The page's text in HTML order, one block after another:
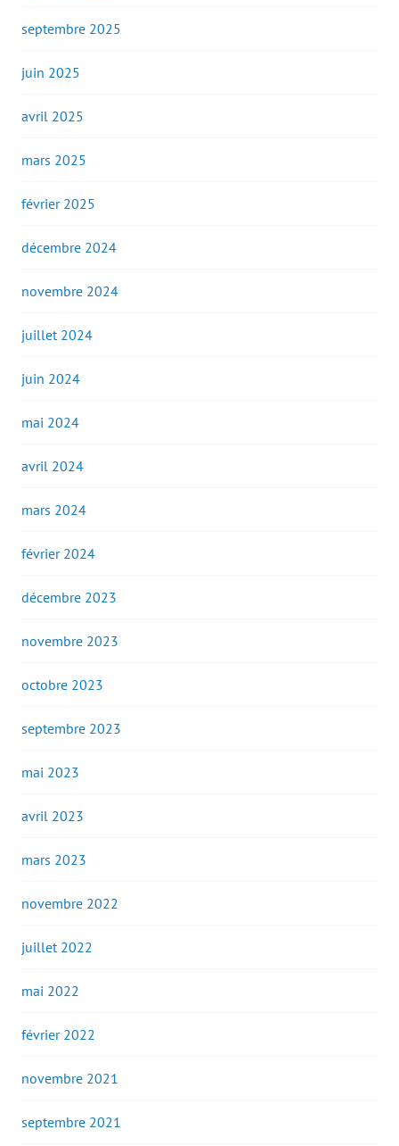
septembre 2025
juin 2025
avril 2025
mars 2025
février 2025
décembre 2024
novembre 2024
juillet 2024
juin 2024
mai 2024
avril 2024
mars 2024
février 2024
décembre 2023
novembre 2023
octobre 2023
septembre 2023
mai 2023
avril 2023
mars 2023
novembre 2022
juillet 2022
mai 2022
février 2022
novembre 2021
septembre 2021